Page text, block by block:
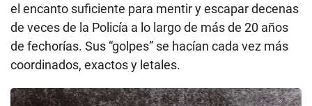
el encanto suficiente para mentir y escapar decenas
de veces de la Policía a lo largo de más de 20 años
de fechorías. Sus “golpes” se hacían cada vez más
coordinados, exactos y letales.